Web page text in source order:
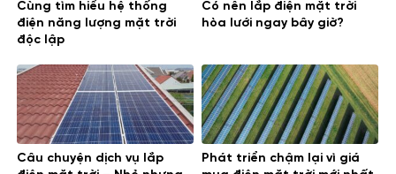
Cùng tìm hiểu hệ thống
điện năng lượng mặt trời
độc lập
Có nên lắp điện mặt trời
hòa lưới ngay bây giờ?
Câu chuyện dịch vụ lắp
Phát triển chậm lại vì giá